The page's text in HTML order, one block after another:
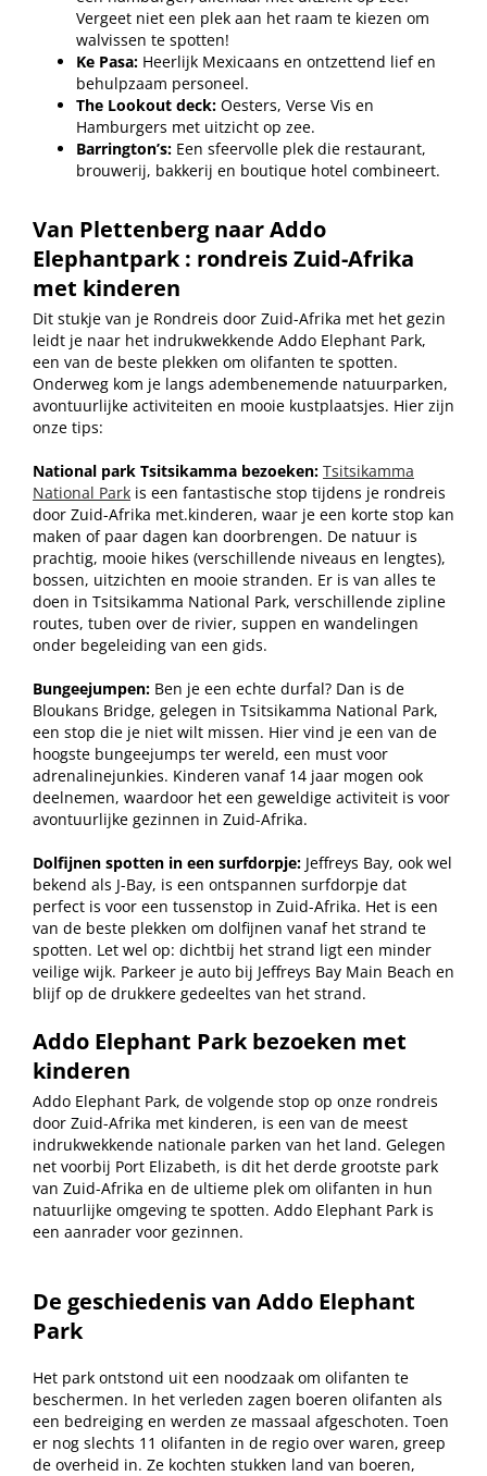
Vergeet niet een plek aan het raam te kiezen om
walvissen te spotten!
Ke Pasa: Heerlijk Mexicaans en ontzettend lief en
behulpzaam personeel.
The Lookout deck: Oesters, Verse Vis en
Hamburgers met uitzicht op zee.
Barrington’s: Een sfeervolle plek die restaurant,
brouwerij, bakkerij en boutique hotel combineert.
Van Plettenberg naar Addo
Elephantpark : rondreis Zuid-Afrika
met kinderen
Dit stukje van je Rondreis door Zuid-Afrika met het gezin
leidt je naar het indrukwekkende Addo Elephant Park,
een van de beste plekken om olifanten te spotten.
Onderweg kom je langs adembenemende natuurparken,
avontuurlijke activiteiten en mooie kustplaatsjes. Hier zijn
onze tips:
National park Tsitsikamma bezoeken: Tsitsikamma
National Park is een fantastische stop tijdens je rondreis
door Zuid-Afrika met.kinderen, waar je een korte stop kan
maken of paar dagen kan doorbrengen. De natuur is
prachtig, mooie hikes (verschillende niveaus en lengtes),
bossen, uitzichten en mooie stranden. Er is van alles te
doen in Tsitsikamma National Park, verschillende zipline
routes, tuben over de rivier, suppen en wandelingen
onder begeleiding van een gids.
Bungeejumpen: Ben je een echte durfal? Dan is de
Bloukans Bridge, gelegen in Tsitsikamma National Park,
een stop die je niet wilt missen. Hier vind je een van de
hoogste bungeejumps ter wereld, een must voor
adrenalinejunkies. Kinderen vanaf 14 jaar mogen ook
deelnemen, waardoor het een geweldige activiteit is voor
avontuurlijke gezinnen in Zuid-Afrika.
Dolfijnen spotten in een surfdorpje: Jeffreys Bay, ook wel
bekend als J-Bay, is een ontspannen surfdorpje dat
perfect is voor een tussenstop in Zuid-Afrika. Het is een
van de beste plekken om dolfijnen vanaf het strand te
spotten. Let wel op: dichtbij het strand ligt een minder
veilige wijk. Parkeer je auto bij Jeffreys Bay Main Beach en
blijf op de drukkere gedeeltes van het strand.
Addo Elephant Park bezoeken met
kinderen
Addo Elephant Park, de volgende stop op onze rondreis
door Zuid-Afrika met kinderen, is een van de meest
indrukwekkende nationale parken van het land. Gelegen
net voorbij Port Elizabeth, is dit het derde grootste park
van Zuid-Afrika en de ultieme plek om olifanten in hun
natuurlijke omgeving te spotten. Addo Elephant Park is
een aanrader voor gezinnen.
De geschiedenis van Addo Elephant
Park
Het park ontstond uit een noodzaak om olifanten te
beschermen. In het verleden zagen boeren olifanten als
een bedreiging en werden ze massaal afgeschoten. Toen
er nog slechts 11 olifanten in de regio over waren, greep
de overheid in. Ze kochten stukken land van boeren,